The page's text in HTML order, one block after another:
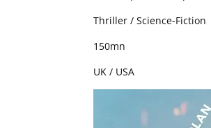
Thriller / Science-Fiction
150mn
UK / USA